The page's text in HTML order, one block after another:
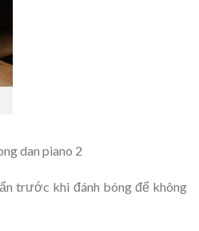
dan piano 2
trước khi đánh bóng để không